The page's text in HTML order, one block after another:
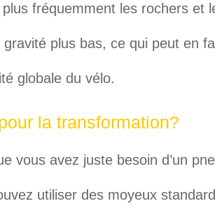
fréquemment les rochers et
plus bas, ce qui peut en
globale du vélo.
la transformation?
vous avez juste besoin d’un
utiliser des moyeux